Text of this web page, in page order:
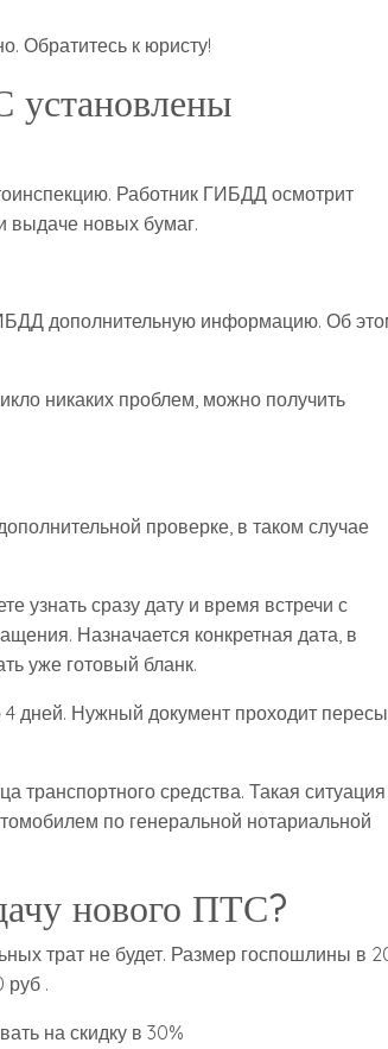
Обратитесь к юристу!
установлены
Работник ГИБДД осмотрит
выдаче новых бумаг.
дополнительную информацию. Об
никаких проблем, можно получить
проверке, в таком случае
узнать сразу дату и время встречи с
Назначается конкретная дата, в
уже готовый бланк.
дней. Нужный документ проходит
транспортного средства. Такая ситуация
по генеральной нотариальной
нового ПТС?
трат не будет. Размер госпошлины в
руб .
на скидку в 30%